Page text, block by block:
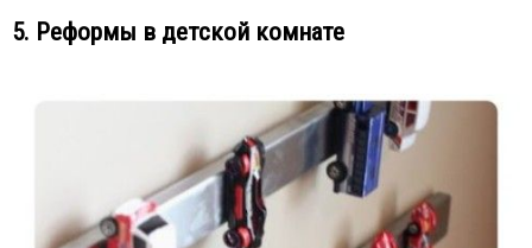
5. Реформы в детской комнате